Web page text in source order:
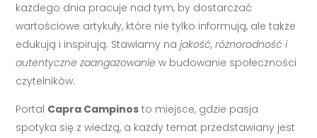
każdego dnia pracuje nad tym, by dostarczać
wartościowe artykuły, które nie tylko informują, ale także
edukują i inspirują. Stawiamy najakość, różnorodność i
autentyczne zaangażowanie w budowanie społeczności
czytelników.
Portal Capra Campinos to miejsce, gdzie pasja
spotyka się z wiedzą, a każdy temat przedstawiany jest